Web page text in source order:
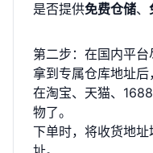
是否提供免费仓储、
第二步：在国内平台
拿到专属仓库地址后
在淘宝、天猫、
物了。
下单时，将收货地